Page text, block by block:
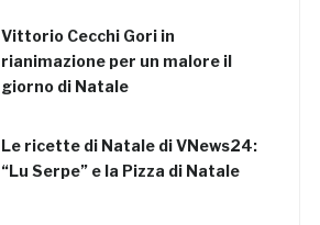
Vittorio Cecchi Gori in
rianimazione per un malore il
giorno di Natale
Le ricette di Natale di VNews24:
“Lu Serpe” e la Pizza di Natale